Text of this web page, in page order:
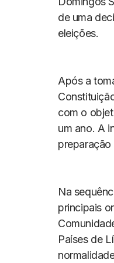
de uma
eleições.
Após a
com o
um ano. A
Na
principais
Países de